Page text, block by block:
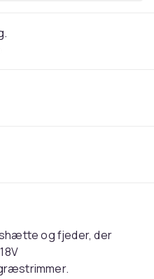
og fjeder, der
græstrimmer.